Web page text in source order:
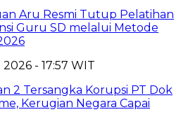
Aru Resmi Tutup Pelatihan
Guru SD melalui Metode
- 17:57 WIT
2 Tersangka Korupsi PT Dok
Kerugian Negara Capai